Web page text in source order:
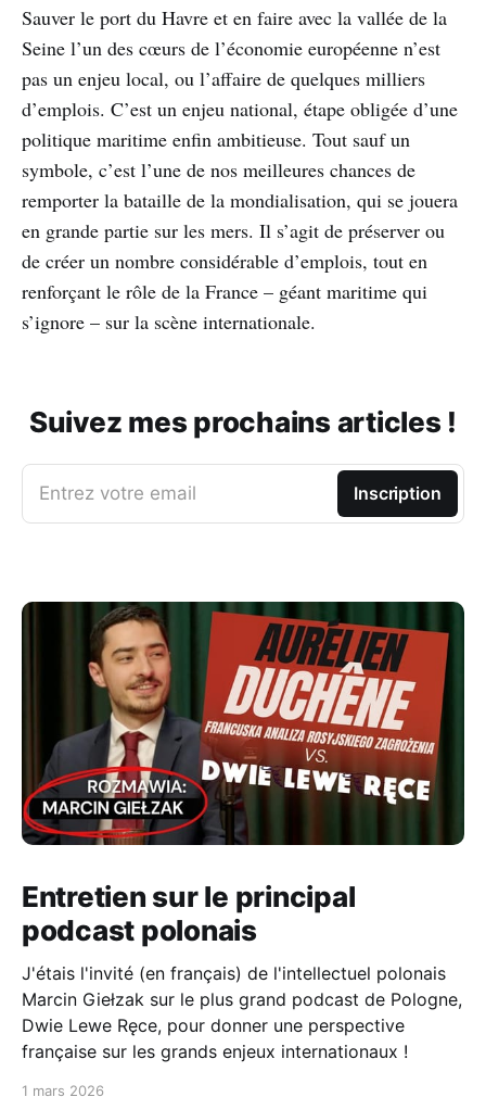
Sauver le port du Havre et en faire avec la vallée de la
Seine l’un des cœurs de l’économie européenne n’est
pas un enjeu local, ou l’affaire de quelques milliers
d’emplois. C’est un enjeu national, étape obligée d’une
politique maritime enfin ambitieuse. Tout sauf un
symbole, c’est l’une de nos meilleures chances de
remporter la bataille de la mondialisation, qui se jouera
en grande partie sur les mers. Il s’agit de préserver ou
de créer un nombre considérable d’emplois, tout en
renforçant le rôle de la France – géant maritime qui
s’ignore – sur la scène internationale.
Suivez mes prochains articles !
Entrez votre email Inscription
Entretien sur le principal
podcast polonais
J'étais l'invité (en français) de l'intellectuel polonais
Marcin Giełzak sur le plus grand podcast de Pologne,
Dwie Lewe Ręce, pour donner une perspective
française sur les grands enjeux internationaux !
1 mars 2026